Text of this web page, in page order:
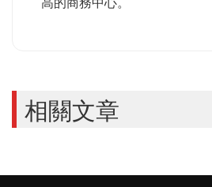
相關文章